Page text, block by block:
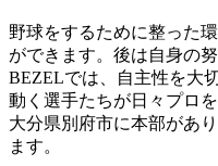
野球をするために整った
ができます。後は自身の努
BEZELでは、自主性を大
動く選手たちが日々プロ
大分県別府市に本部があ
ます。